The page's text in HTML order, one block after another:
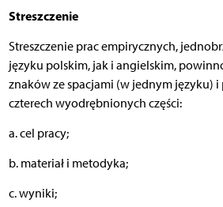
Streszczenie
Streszczenie prac empirycznych,
języku polskim, jak i angielskim,
znaków ze spacjami (w jednym języku) i
czterech wyodrębnionych części:
a. cel pracy;
b. materiał i metodyka;
c. wyniki;